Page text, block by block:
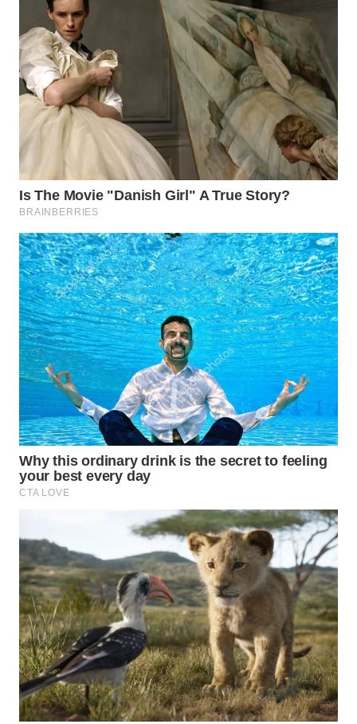
WN
TAPANULI
TENGAH
WN DELI
SERDANG
TEBING
TINGGI
WN
PAKPAK
WN
KARAWANG
WN
BEKASI
WN
BOGOR
WN
DEPOK
UTARA
WN
SAMOSIR
WN
PADANG
LAWAS